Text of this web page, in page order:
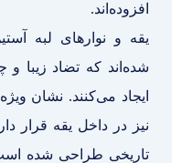
افزوده‌اند.
یقه و نوارهای لبه
شده‌اند که تضاد زیبا
نیز در داخل یقه قرار
تاریخی طراحی شده